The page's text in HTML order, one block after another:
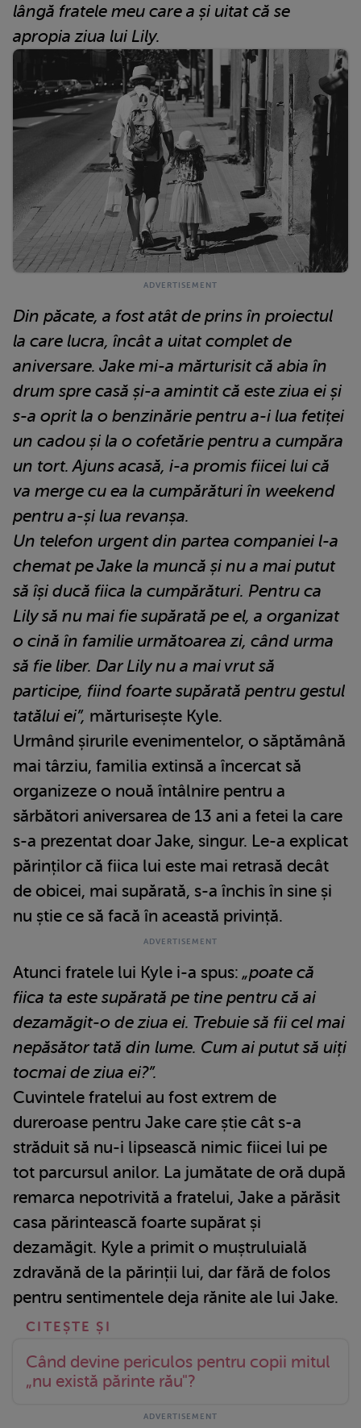
lângă fratele meu care a și uitat că se
apropia ziua lui Lily.
Din păcate, a fost atât de prins în proiectul
la care lucra, încât a uitat complet de
aniversare. Jake mi-a mărturisit că abia în
drum spre casă și-a amintit că este ziua ei și
s-a oprit la o benzinărie pentru a-i lua fetiței
un cadou și la o cofetărie pentru a cumpăra
un tort. Ajuns acasă, i-a promis fiicei lui că
va merge cu ea la cumpărături în weekend
pentru a-și lua revanșa.
Un telefon urgent din partea companiei l-a
chemat pe Jake la muncă și nu a mai putut
să își ducă fiica la cumpărături. Pentru ca
Lily să nu mai fie supărată pe el, a organizat
o cină în familie următoarea zi, când urma
să fie liber. Dar Lily nu a mai vrut să
participe, fiind foarte supărată pentru gestul
tatălui ei”, mărturisește Kyle.
Urmând șirurile evenimentelor, o săptămână
mai târziu, familia extinsă a încercat să
organizeze o nouă întâlnire pentru a
sărbători aniversarea de 13 ani a fetei la care
s-a prezentat doar Jake, singur. Le-a explicat
părinților că fiica lui este mai retrasă decât
de obicei, mai supărată, s-a închis în sine și
nu știe ce să facă în această privință.
Atunci fratele lui Kyle i-a spus: „poate că
fiica ta este supărată pe tine pentru că ai
dezamăgit-o de ziua ei. Trebuie să fii cel mai
nepăsător tată din lume. Cum ai putut să uiți
tocmai de ziua ei?”.
Cuvintele fratelui au fost extrem de
dureroase pentru Jake care știe cât s-a
străduit să nu-i lipsească nimic fiicei lui pe
tot parcursul anilor. La jumătate de oră după
remarca nepotrivită a fratelui, Jake a părăsit
casa părintească foarte supărat și
dezamăgit. Kyle a primit o muștruluială
zdravănă de la părinții lui, dar fără de folos
pentru sentimentele deja rănite ale lui Jake.
Când devine periculos pentru copii mitul
„nu există părinte rău"?